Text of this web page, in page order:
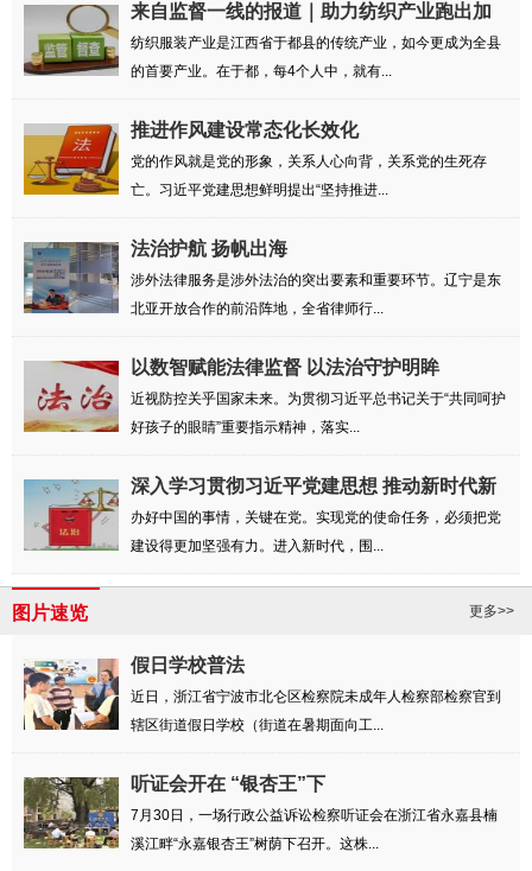
来自监督一线的报道｜助力纺织产业跑出加
速度
纺织服装产业是江西省于都县的传统产业，如今更成为全县
的首要产业。在于都，每4个人中，就有...
推进作风建设常态化长效化
党的作风就是党的形象，关系人心向背，关系党的生死存
亡。习近平党建思想鲜明提出“坚持推进...
法治护航 扬帆出海
涉外法律服务是涉外法治的突出要素和重要环节。辽宁是东
北亚开放合作的前沿阵地，全省律师行...
以数智赋能法律监督 以法治守护明眸
近视防控关乎国家未来。为贯彻习近平总书记关于“共同呵护
好孩子的眼睛”重要指示精神，落实...
深入学习贯彻习近平党建思想 推动新时代新
征...
办好中国的事情，关键在党。实现党的使命任务，必须把党
建设得更加坚强有力。进入新时代，围...
图片速览 更多>>
假日学校普法
近日，浙江省宁波市北仑区检察院未成年人检察部检察官到
辖区街道假日学校（街道在暑期面向工...
听证会开在 “银杏王”下
7月30日，一场行政公益诉讼检察听证会在浙江省永嘉县楠
溪江畔“永嘉银杏王”树荫下召开。这株...